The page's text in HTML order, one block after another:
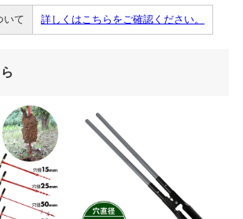
いて 詳しくはこちらをご確認ください。